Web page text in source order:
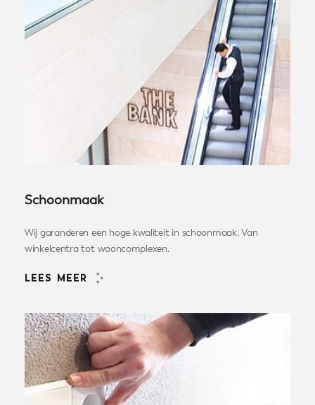
Schoonmaak
Wij garanderen een hoge kwaliteit in schoonmaak. Van
winkelcentra tot wooncomplexen.
LEES MEER